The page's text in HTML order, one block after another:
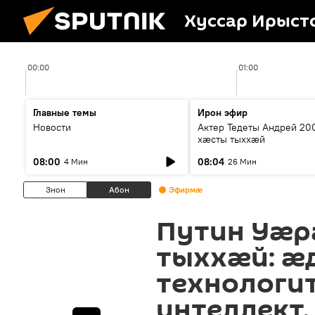
Хуссар
00:00 01:00
Главные темы
Новости
08:00 4 Мин
Ирон эфир
Актер Тедеты Андрей
хæсты тыххæй
08:04 26 Мин
Знон Абон Эфирмæ
Путин
тыххæй: